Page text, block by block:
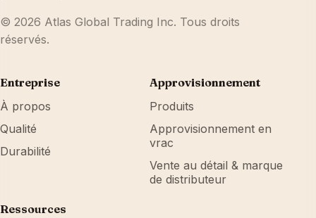
© 2026 Atlas Global Trading Inc. Tous droits
réservés.
Entreprise
À propos
Qualité
Durabilité
Approvisionnement
Produits
Approvisionnement en
vrac
Vente au détail & marque
de distributeur
Ressources